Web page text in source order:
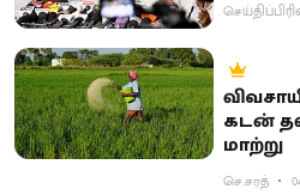
கடன்
மாற்று
செ.சரத்